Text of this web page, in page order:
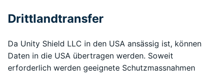
Drittlandtransfer
Da Unity Shield LLC in den USA ansässig ist, können
Daten in die USA übertragen werden. Soweit
erforderlich werden geeignete Schutzmassnahmen